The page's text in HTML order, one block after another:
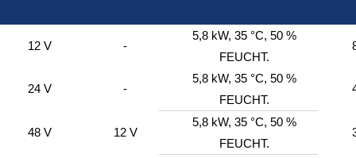
12 V -
5,8 kW, 35 °C, 50 %
FEUCHT.
24 V -
5,8 kW, 35 °C, 50 %
FEUCHT.
48 V 12 V
5,8 kW, 35 °C, 50 %
FEUCHT.